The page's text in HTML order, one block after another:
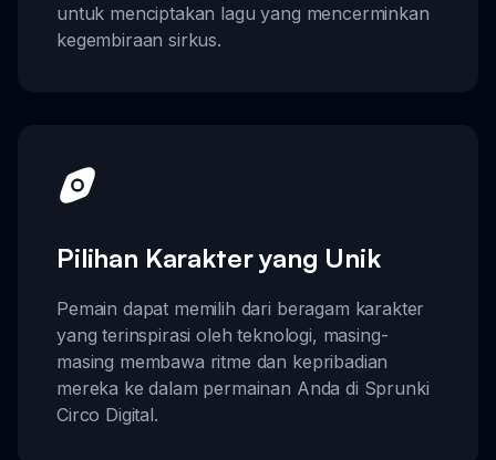
untuk menciptakan lagu yang mencerminkan
kegembiraan sirkus.
Pilihan Karakter yang Unik
Pemain dapat memilih dari beragam karakter
yang terinspirasi oleh teknologi, masing-
masing membawa ritme dan kepribadian
mereka ke dalam permainan Anda di Sprunki
Circo Digital.